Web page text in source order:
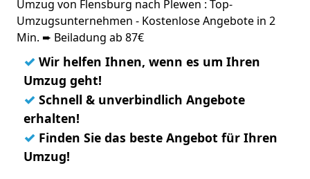
Umzug von Flensburg nach Plewen : Top-
Umzugsunternehmen - Kostenlose Angebote in 2
Min. ➨ Beiladung ab 87€
✓ Wir helfen Ihnen, wenn es um Ihren
Umzug geht!
✓ Schnell & unverbindlich Angebote
erhalten!
✓ Finden Sie das beste Angebot für Ihren
Umzug!